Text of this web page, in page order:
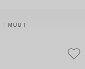
MUUT